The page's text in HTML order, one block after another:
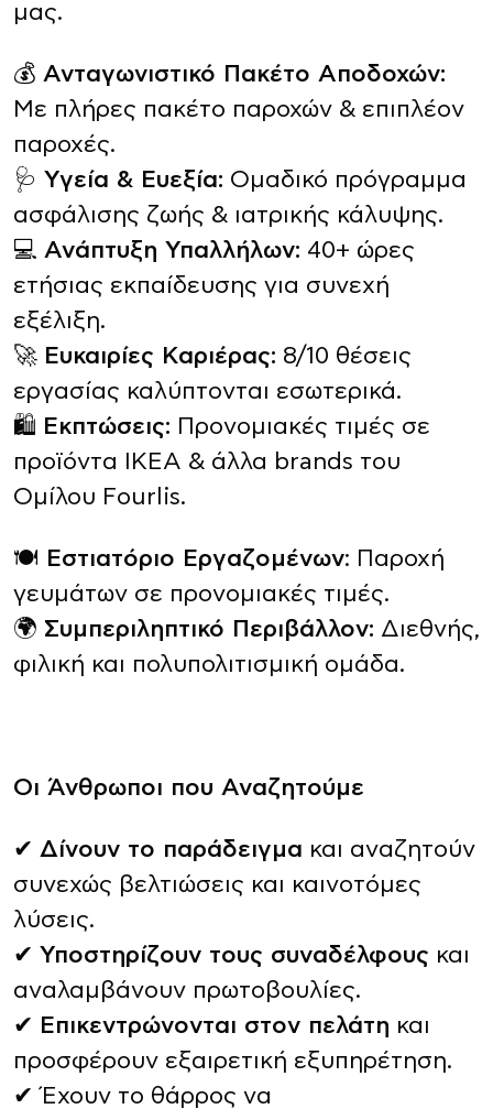
μας.
💰 Ανταγωνιστικό Πακέτο Αποδοχών:
Με πλήρες πακέτο παροχών & επιπλέον
παροχές.
🩺 Υγεία & Ευεξία: Ομαδικό πρόγραμμα
ασφάλισης ζωής & ιατρικής κάλυψης.
💻 Ανάπτυξη Υπαλλήλων: 40+ ώρες
ετήσιας εκπαίδευσης για συνεχή
εξέλιξη.
🚀 Ευκαιρίες Καριέρας: 8/10 θέσεις
εργασίας καλύπτονται εσωτερικά.
🛍️ Εκπτώσεις: Προνομιακές τιμές σε
προϊόντα ΙΚΕΑ & άλλα brands του
Ομίλου Fourlis.
🍽️ Εστιατόριο Εργαζομένων: Παροχή
γευμάτων σε προνομιακές τιμές.
🌍 Συμπεριληπτικό Περιβάλλον: Διεθνής,
φιλική και πολυπολιτισμική ομάδα.
Οι Άνθρωποι που Αναζητούμε
✔ Δίνουν το παράδειγμα και αναζητούν
συνεχώς βελτιώσεις και καινοτόμες
λύσεις.
✔ Υποστηρίζουν τους συναδέλφους και
αναλαμβάνουν πρωτοβουλίες.
✔ Επικεντρώνονται στον πελάτη και
προσφέρουν εξαιρετική εξυπηρέτηση.
✔ Έχουν το θάρρος να